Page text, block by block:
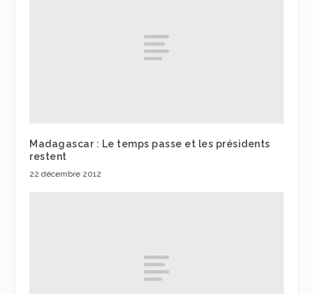
Madagascar : Le temps passe et les présidents
restent
22 décembre 2012